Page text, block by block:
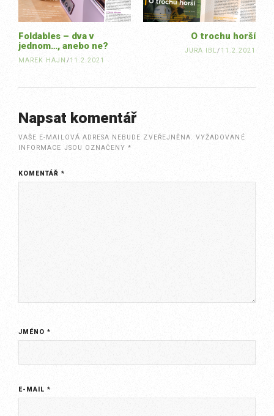
O trochu horší
JURA IBL/ 11.2.2021
Foldables – dva v
jednom…, anebo ne?
MAREK HAJN /11.2.2021
Napsat komentář
VAŠE E-MAILOVÁ ADRESA NEBUDE ZVEŘEJNĚNA. VYŽADOVANÉ
INFORMACE JSOU OZNAČENY*
KOMENTÁŘ*
JMÉNO*
E-MAIL*